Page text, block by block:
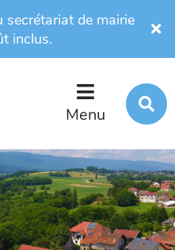
secrétariat de mairie
inclus.
Menu